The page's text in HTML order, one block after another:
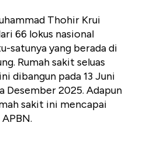
Thohir Krui
66 lokus nasional
satunya yang berada di
Rumah sakit seluas
dibangun pada 13 Juni
Desember 2025. Adapun
sakit ini mencapai